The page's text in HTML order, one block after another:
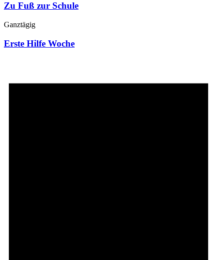
Zu Fuß zur Schule
Ganztägig
Erste Hilfe Woche